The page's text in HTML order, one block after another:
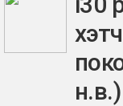
н.в.)